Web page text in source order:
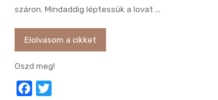
száron. Mindaddig léptessük a lovat …
Elolvasom a cikket
Oszd meg!
F